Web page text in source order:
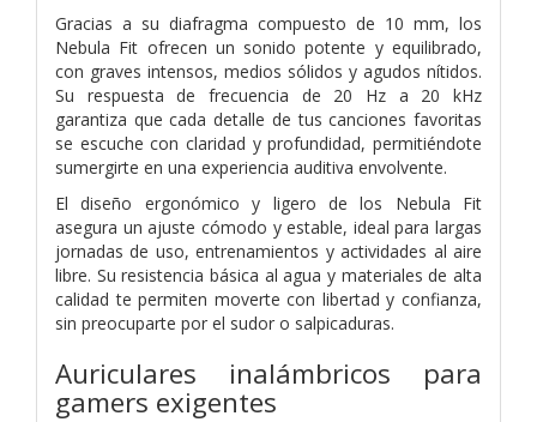
Gracias a su diafragma compuesto de 10 mm, los
Nebula Fit ofrecen un sonido potente y equilibrado,
con graves intensos, medios sólidos y agudos nítidos.
Su respuesta de frecuencia de 20 Hz a 20 kHz
garantiza que cada detalle de tus canciones favoritas
se escuche con claridad y profundidad, permitiéndote
sumergirte en una experiencia auditiva envolvente.
El diseño ergonómico y ligero de los Nebula Fit
asegura un ajuste cómodo y estable, ideal para largas
jornadas de uso, entrenamientos y actividades al aire
libre. Su resistencia básica al agua y materiales de alta
calidad te permiten moverte con libertad y confianza,
sin preocuparte por el sudor o salpicaduras.
Auriculares inalámbricos para
gamers exigentes